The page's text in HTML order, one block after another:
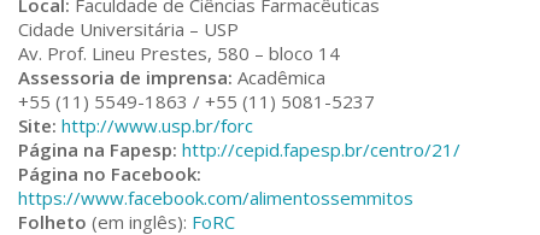
Local: Faculdade de Ciências Farmacêuticas
Cidade Universitária – USP
Av. Prof. Lineu Prestes, 580 – bloco 14
Assessoria de imprensa: Acadêmica
+55 (11) 5549-1863 / +55 (11) 5081-5237
Site: http://www.usp.br/forc
Página na Fapesp: http://cepid.fapesp.br/centro/21/
Página no Facebook:
https://www.facebook.com/alimentossemmitos
Folheto (em inglês): FoRC